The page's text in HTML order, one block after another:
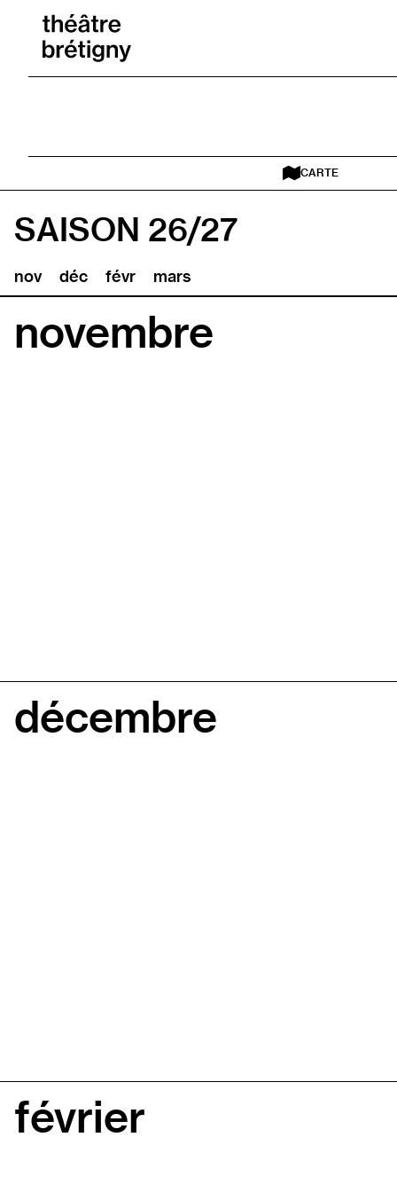
Aller au contenu
Retour à l’accueil
CARTE
SAISON 26/27
nov déc févr mars
novembre
décembre
février